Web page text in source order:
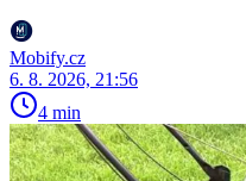
Mobify.cz
6. 8. 2026, 21:56
4 min